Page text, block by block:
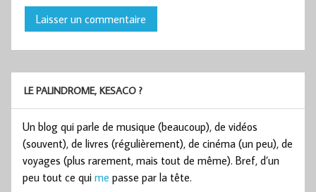
LE PALINDROME, KESACO ?
Un blog qui parle de musique (beaucoup), de vidéos
(souvent), de livres (régulièrement), de cinéma (un peu), de
voyages (plus rarement, mais tout de même). Bref, d’un
peu tout ce qui me passe par la tête.